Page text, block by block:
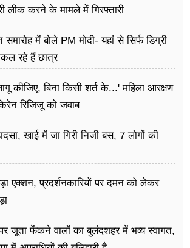
लीक करने के मामले में गिरफ्तारी
समारोह में बोले PM मोदी- यहां से सिर्फ डिग्री
रहे हैं छात्र
कीजिए, बिना किसी शर्त के...' महिला आरक्षण
रिजिजू को जवाब
खाई में जा गिरी निजी बस, 7 लोगों की
एक्शन, प्रदर्शनकारियों पर दमन को लेकर
जूता फेंकने वालों का बुलंदशहर में भव्य स्वागत,